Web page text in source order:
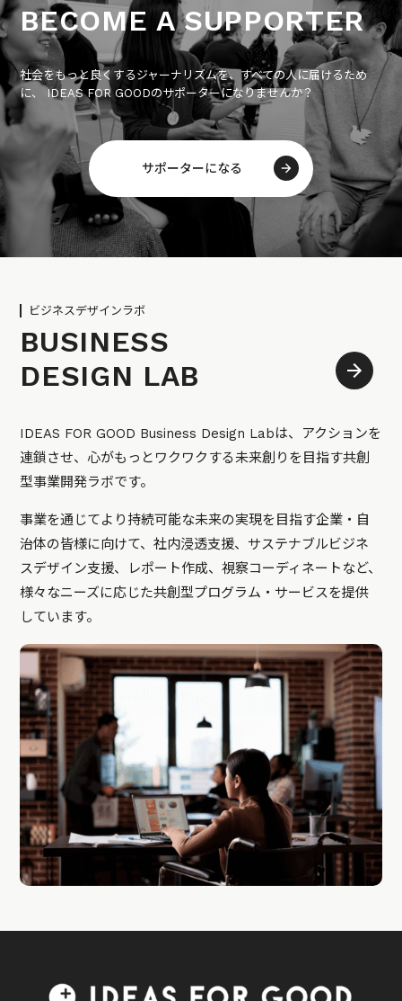
BECOME A SUPPORTER
社会をもっと良くするジャーナリズムを、すべての人に届けるため
に、 IDEAS FOR GOODのサポーターになりませんか？
サポーターになる
ビジネスデザインラボ
BUSINESS
DESIGN LAB
IDEAS FOR GOOD Business Design Labは、アクションを
連鎖させ、心がもっとワクワクする未来創りを目指す共創
型事業開発ラボです。
事業を通じてより持続可能な未来の実現を目指す企業・自
治体の皆様に向けて、社内浸透支援、サステナブルビジネ
スデザイン支援、レポート作成、視察コーディネートなど、
様々なニーズに応じた共創型プログラム・サービスを提供
しています。